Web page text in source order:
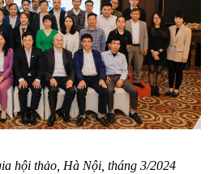
hội thảo, Hà Nội, tháng 3/2024